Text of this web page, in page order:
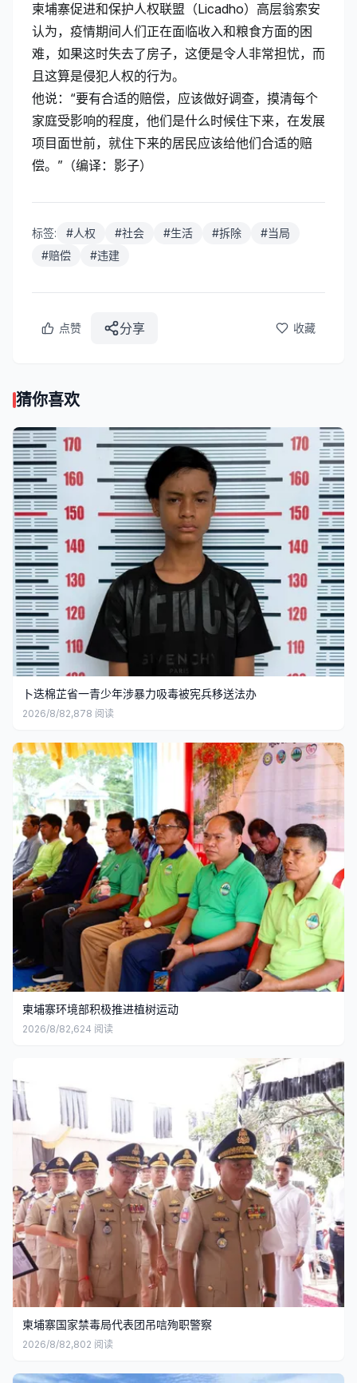
柬埔寨促进和保护人权联盟（Licadho）高层翁索安
认为，疫情期间人们正在面临收入和粮食方面的困
难，如果这时失去了房子，这便是令人非常担忧，而
且这算是侵犯人权的行为。
他说：“要有合适的赔偿，应该做好调查，摸清每个
家庭受影响的程度，他们是什么时候住下来，在发展
项目面世前，就住下来的居民应该给他们合适的赔
偿。”（编译：影子）
标签: #人权 #社会 #生活 #拆除 #当局
#赔偿 #违建
点赞 分享 收藏
猜你喜欢
卜迭棉芷省一青少年涉暴力吸毒被宪兵移送法办
2026/8/82,878 阅读
柬埔寨环境部积极推进植树运动
2026/8/82,624 阅读
柬埔寨国家禁毒局代表团吊唁殉职警察
2026/8/82,802 阅读